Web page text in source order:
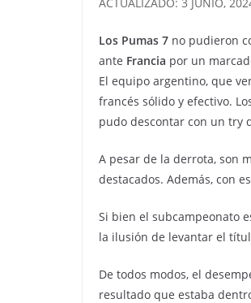
Los Pumas 7 no pudieron
ante Francia por un
El equipo argentino, que
francés sólido y efectivo.
pudo descontar con un try
A pesar de la derrota, son
destacados. Además, con
Si bien el subcampeonato
la ilusión de levantar el
De todos modos, el
resultado que estaba